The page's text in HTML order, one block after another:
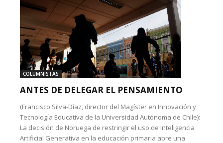
COLUMNISTAS
ANTES DE DELEGAR EL PENSAMIENTO
(Francisco Silva-Díaz, director del Magíster en Innovación y
Tecnología Educativa de la Universidad Autónoma de Chile):
La decisión de Noruega de restringir el uso de Inteligencia
Artificial Generativa en la educación primaria abre una